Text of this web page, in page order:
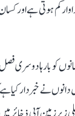
کم ہوتی ہے اور
کو بارہا دوسری
نے خبردار کیا ہے